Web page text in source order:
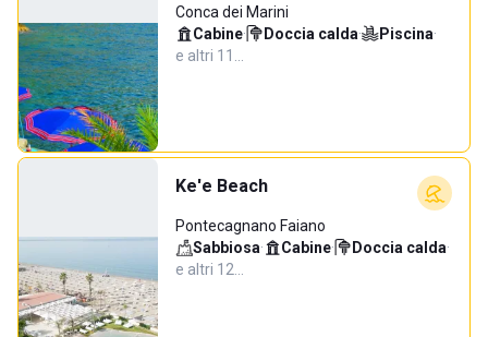
Conca dei Marini
Cabine· Doccia calda· Piscina·
e altri 11…
Ke'e Beach
Pontecagnano Faiano
Sabbiosa· Cabine· Doccia calda·
e altri 12…